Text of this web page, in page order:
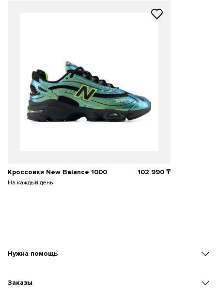
Кроссовки New Balance 1000
На каждый день
102 990₸
Нужна помощь
Заказы